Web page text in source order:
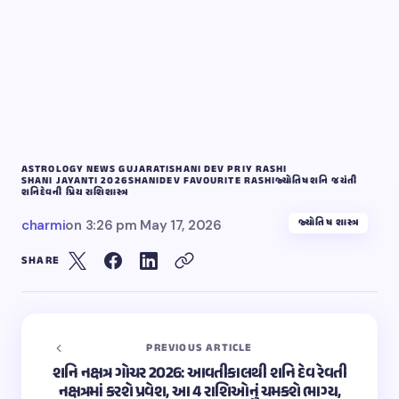
ASTROLOGY NEWS GUJARATISHANI DEV PRIY RASHI
SHANI JAYANTI 2026SHANIDEV FAVOURITE RASHIજ્યોતિષશનિ જયંતી
શનિદેવની પ્રિય રાશિશાસ્ત્ર
charmion 3:26 pm May 17, 2026 જ્યોતિષ શાસ્ત્ર
SHARE
PREVIOUS ARTICLE
શનિ નક્ષત્ર ગોચર 2026: આવતીકાલથી શનિ દેવ રેવતી
નક્ષત્રમાં કરશે પ્રવેશ, આ 4 રાશિઓનું ચમકશે ભાગ્ય,